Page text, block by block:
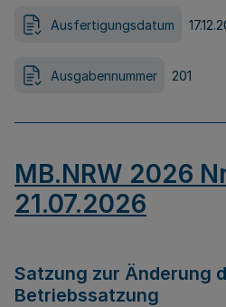
Ausfertigungsdatum
Ausgabennummer 201
MB.NRW 2026
21.07.2026
Satzung zur Änderung
Betriebssatzung